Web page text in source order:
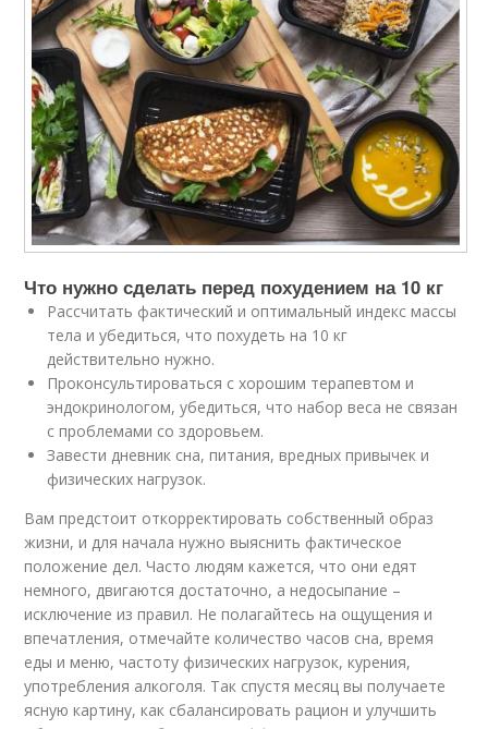
Что нужно сделать перед похудением на 10 кг
Рассчитать фактический и оптимальный индекс массы
тела и убедиться, что похудеть на 10 кг
действительно нужно.
Проконсультироваться с хорошим терапевтом и
эндокринологом, убедиться, что набор веса не связан
с проблемами со здоровьем.
Завести дневник сна, питания, вредных привычек и
физических нагрузок.
Вам предстоит откорректировать собственный образ
жизни, и для начала нужно выяснить фактическое
положение дел. Часто людям кажется, что они едят
немного, двигаются достаточно, а недосыпание –
исключение из правил. Не полагайтесь на ощущения и
впечатления, отмечайте количество часов сна, время
еды и меню, частоту физических нагрузок, курения,
употребления алкоголя. Так спустя месяц вы получаете
ясную картину, как сбалансировать рацион и улучшить